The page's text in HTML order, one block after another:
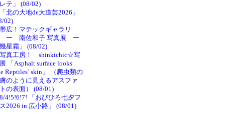
テ」 (08/02)
「北の大地de大道芸2026」
02)
帯広！マテックギャラリ
ー 南佐和子 写真展 ー
星霜」 (08/02)
写真工房！ shinkichic☆写
「Asphalt surface looks
Reptiles’ skin」 （爬虫類の
のように見えるアスファ
の表面） (08/01)
8/4!5!6!7! 「おびひろ七夕フ
2026 in 広小路」 (08/01)